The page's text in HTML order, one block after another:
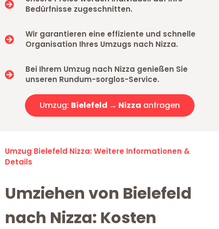
Bedürfnisse zugeschnitten.
Wir garantieren eine effiziente und schnelle
Organisation Ihres Umzugs nach Nizza.
Bei Ihrem Umzug nach Nizza genießen Sie
unseren Rundum-sorglos-Service.
Umzug: Bielefeld → Nizza anfragen
Umzug Bielefeld Nizza: Weitere Informationen &
Details
Umziehen von Bielefeld
nach Nizza: Kosten